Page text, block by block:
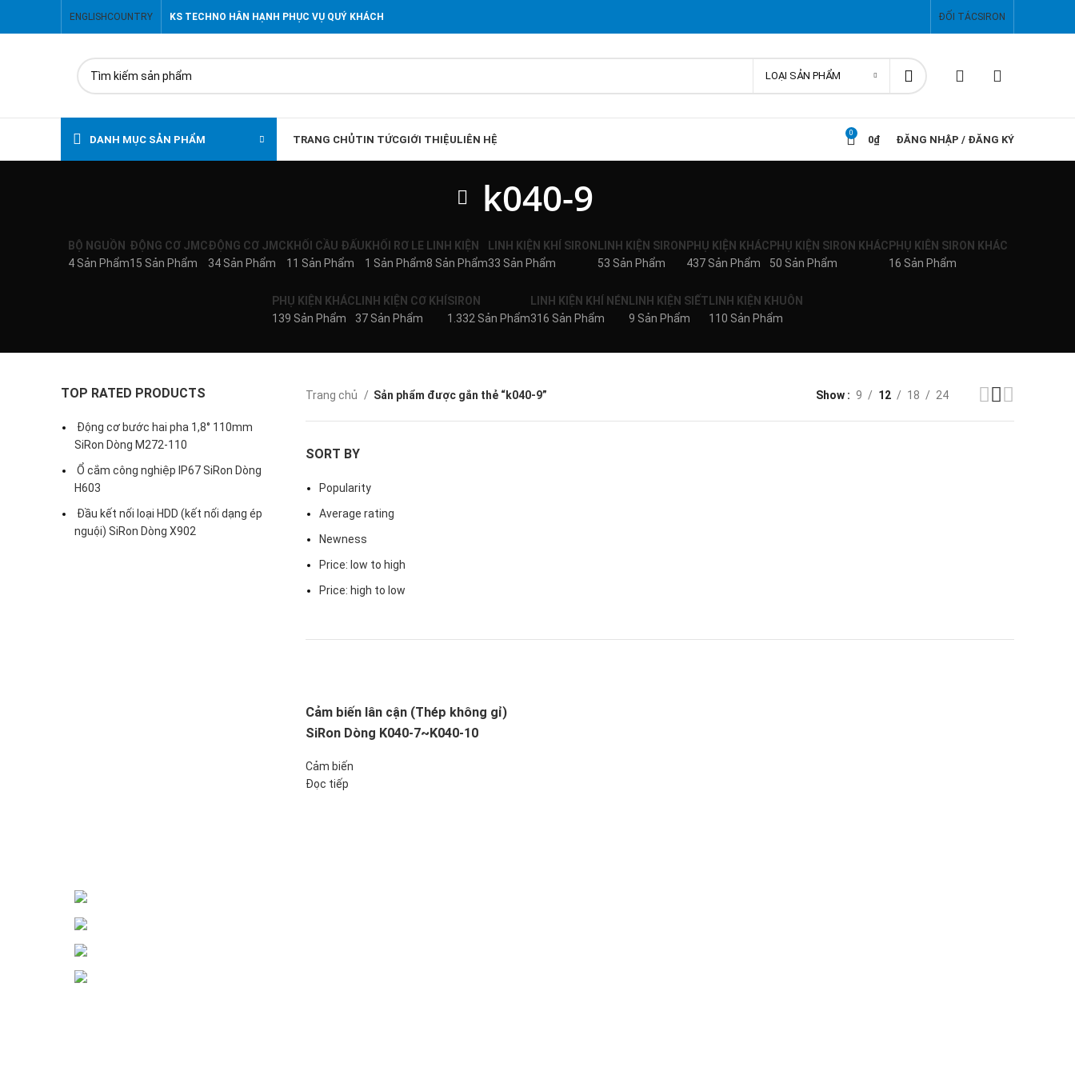
ENGLISH COUNTRY KS TECHNO HÂN HẠNH PHỤC VỤ QUÝ KHÁCH ĐỐI TÁCSIRON
LOẠI SẢN PHẨM
DANH MỤC SẢN PHẨM TRANG CHỦTIN TỨCGIỚI THIỆULIÊN HỆ
0
0₫ ĐĂNG NHẬP / ĐĂNG KÝ
k040-9
BỘ NGUỒN
4 Sản Phẩm
ĐỘNG CƠ JMC
15 Sản Phẩm
ĐỘNG CƠ JMC
34 Sản Phẩm
KHỐI CẦU ĐẤU
11 Sản Phẩm
KHỐI RƠ LE
1 Sản Phẩm
LINH KIỆN
8 Sản Phẩm
LINH KIỆN KHÍ SIRON
33 Sản Phẩm
LINH KIỆN SIRON
53 Sản Phẩm
PHỤ KIỆN KHÁC
437 Sản Phẩm
PHỤ KIỆN SIRON KHÁC
50 Sản Phẩm
PHỤ KIÊN SIRON KHÁC
16 Sản Phẩm
PHỤ KIỆN KHÁC
139 Sản Phẩm
LINH KIỆN CƠ KHÍ
37 Sản Phẩm
SIRON
1.332 Sản Phẩm
LINH KIỆN KHÍ NÉN
316 Sản Phẩm
LINH KIỆN SIẾT
9 Sản Phẩm
LINH KIỆN KHUÔN
110 Sản Phẩm
TOP RATED PRODUCTS
Động cơ bước hai pha 1,8° 110mm
SiRon Dòng M272-110
Ổ cắm công nghiệp IP67 SiRon Dòng
H603
Đầu kết nối loại HDD (kết nối dạng ép
nguội) SiRon Dòng X902
Trang chủ Sản phẩm được gắn thẻ “k040-9” Show 9 12 18 24
SORT BY
Popularity
Average rating
Newness
Price: low to high
Price: high to low
Cảm biến lân cận (Thép không gỉ)
SiRon Dòng K040-7~K040-10
Cảm biến
Đọc tiếp